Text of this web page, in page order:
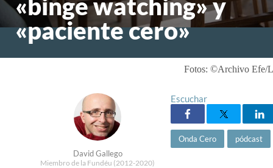
«binge watching» y
«paciente cero»
Fotos: ©Archivo Efe/
David Gallego
Miembro de la Fundéu (2012-2020)
Escuchar
Onda Cero pódcast